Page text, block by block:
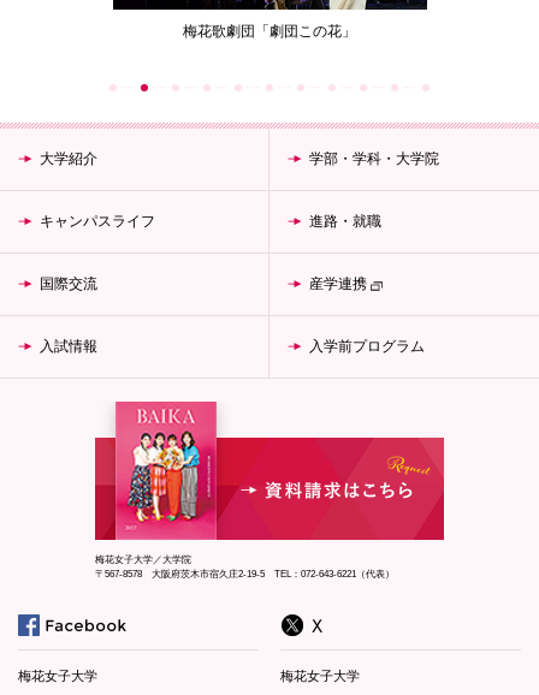
女性が生涯働き続けることのできる資格取得
大学紹介 学部・学科・大学院
キャンパスライフ 進路・就職
国際交流 産学連携
入試情報 入学前プログラム
梅花女子大学／大学院
〒567-8578 大阪府茨木市宿久庄2-19-5 TEL：072-643-6221（代表）
梅花女子大学 梅花女子大学